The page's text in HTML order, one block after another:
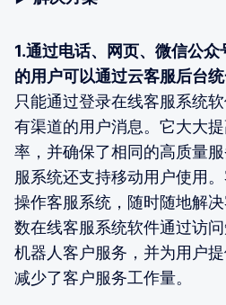
1.通过电话、网页、微信公
的用户可以通过云客服后台统
只能通过登录在线客服系统
有渠道的用户消息。它大大
率，并确保了相同的高质量
服系统还支持移动用户使用
操作客服系统，随时随地解
数在线客服系统软件通过访
机器人客户服务，并为用户
减少了客户服务工作量。